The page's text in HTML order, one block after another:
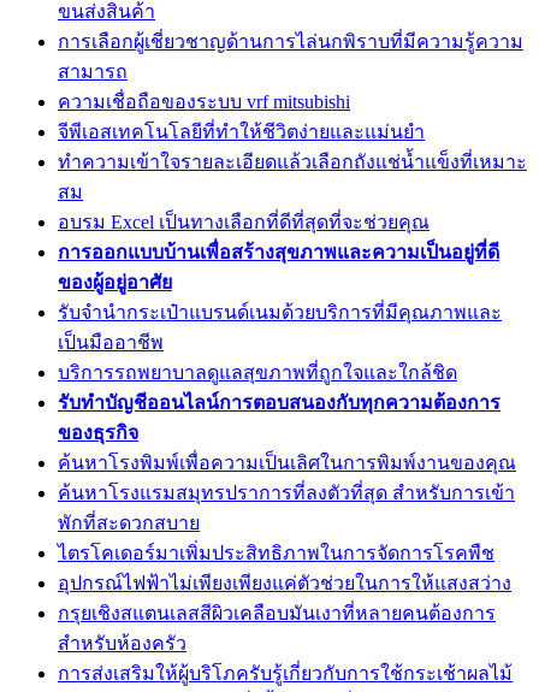
ขนส่งสินค้า
การเลือกผู้เชี่ยวชาญด้านการไล่นกพิราบที่มีความรู้ความ
สามารถ
ความเชื่อถือของระบบ vrf mitsubishi
จีพีเอสเทคโนโลยีที่ทำให้ชีวิตง่ายและแม่นยำ
ทำความเข้าใจรายละเอียดแล้วเลือกถังแช่น้ำแข็งที่เหมาะ
สม
อบรม Excel เป็นทางเลือกที่ดีที่สุดที่จะช่วยคุณ
การออกแบบบ้านเพื่อสร้างสุขภาพและความเป็นอยู่ที่ดี
ของผู้อยู่อาศัย
รับจำนำกระเป๋าแบรนด์เนมด้วยบริการที่มีคุณภาพและ
เป็นมืออาชีพ
บริการรถพยาบาลดูแลสุขภาพที่ถูกใจและใกล้ชิด
รับทำบัญชีออนไลน์การตอบสนองกับทุกความต้องการ
ของธุรกิจ
ค้นหาโรงพิมพ์เพื่อความเป็นเลิศในการพิมพ์งานของคุณ
ค้นหาโรงแรมสมุทรปราการที่ลงตัวที่สุด สำหรับการเข้า
พักที่สะดวกสบาย
ไตรโคเดอร์มาเพิ่มประสิทธิภาพในการจัดการโรคพืช
อุปกรณ์ไฟฟ้าไม่เพียงเพียงแค่ตัวช่วยในการให้แสงสว่าง
กรุยเชิงสแตนเลสสีผิวเคลือบมันเงาที่หลายคนต้องการ
สำหรับห้องครัว
การส่งเสริมให้ผู้บริโภครับรู้เกี่ยวกับการใช้กระเช้าผลไม้